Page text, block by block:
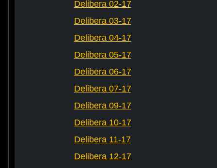
Delibera 02-17
Delibera 03-17
Delibera 04-17
Delibera 05-17
Delibera 06-17
Delibera 07-17
Delibera 09-17
Delibera 10-17
Delibera 11-17
Delibera 12-17